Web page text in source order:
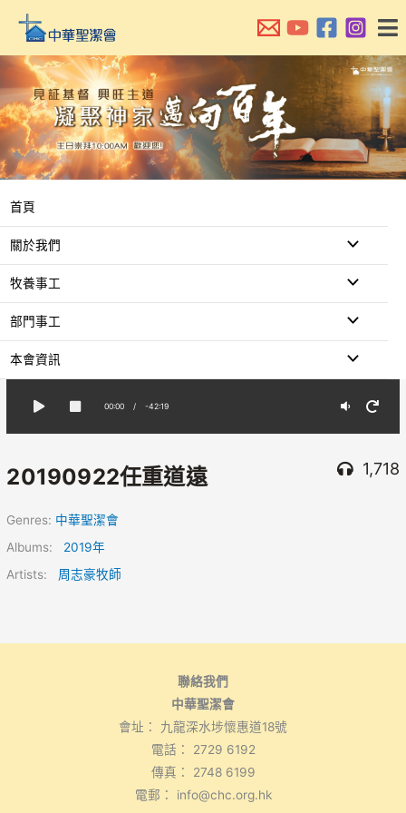
主
內
容
首頁
關於我們
牧養事工
部門事工
本會資訊
00:00 / -42:19
20190922任重道遠 1,718
Genres: 中華聖潔會
Albums: 2019年
Artists: 周志豪牧師
聯絡我們
中華聖潔會
會址： 九龍深水埗懷惠道18號
電話： 2729 6192
傳真： 2748 6199
電郵： info@chc.org.hk